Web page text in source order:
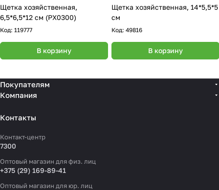
Щетка хозяйственная,
6,5*6,5*12 cм (PX0300)
Код: 119777
В корзину
Щетка хозяйственная, 14*5,5*5
см
Код: 49816
В корзину
Покупателям
Компания
Контакты
Контакт-центр
7300
Оптовый магазин для физ. лиц
+375 (29) 169-89-41
Оптовый магазин для юр. лиц